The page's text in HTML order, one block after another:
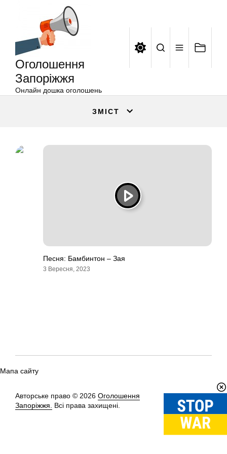
Оголошення
Запоріжжя
Онлайн дошка оголошень
ЗМІСТ
Песня: Бамбинтон – Зая
3 Вересня, 2023
Мапа сайту
Авторське право © 2026 Оголошення
Запоріжжя.
Всі права захищені.
Вгору↑